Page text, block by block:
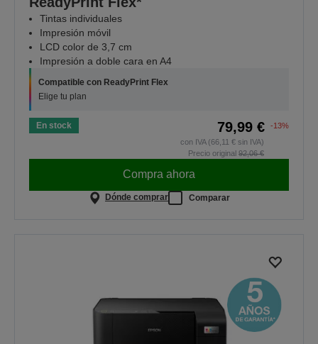
Tintas individuales
Impresión móvil
LCD color de 3,7 cm
Impresión a doble cara en A4
Compatible con ReadyPrint Flex
Elige tu plan
En stock 79,99 €
-13%
con IVA (66,11 € sin IVA)
Precio original 92,06 €
Compra ahora
Dónde comprar Comparar